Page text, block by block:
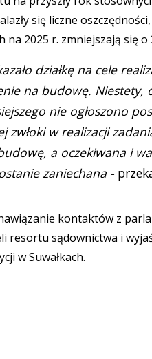
się liczne
2025 r. zmniejszają się o
działkę na cele
na budowę. Niestety,
nie ogłoszono
w realizacji
a oczekiwana i
zaniechana -
kontaktów z
resortu sądownictwa i
w Suwałkach.